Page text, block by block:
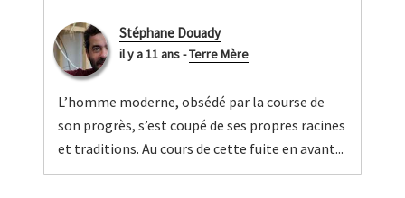
Stéphane Douady
il y a 11 ans-Terre Mère
L’homme moderne, obsédé par la course de
son progrès, s’est coupé de ses propres racines
et traditions. Au cours de cette fuite en avant...